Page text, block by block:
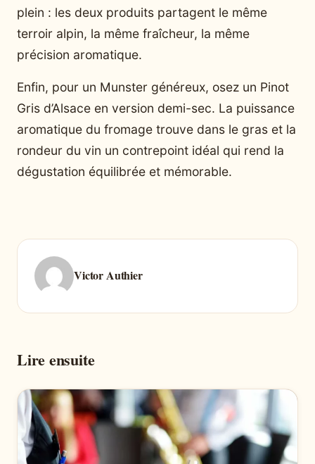
plein : les deux produits partagent le même
terroir alpin, la même fraîcheur, la même
précision aromatique.
Enfin, pour un Munster généreux, osez un Pinot
Gris d’Alsace en version demi-sec. La puissance
aromatique du fromage trouve dans le gras et la
rondeur du vin un contrepoint idéal qui rend la
dégustation équilibrée et mémorable.
Victor Authier
Lire ensuite